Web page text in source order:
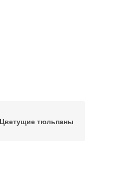
Цветущие тюльпаны